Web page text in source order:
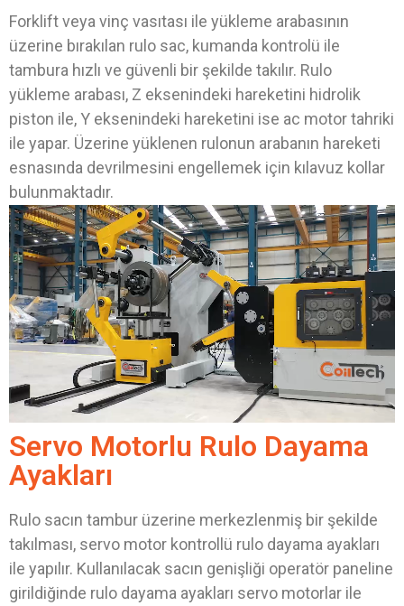
Forklift veya vinç vasıtası ile yükleme arabasının
üzerine bırakılan rulo sac, kumanda kontrolü ile
tambura hızlı ve güvenli bir şekilde takılır. Rulo
yükleme arabası, Z eksenindeki hareketini hidrolik
piston ile, Y eksenindeki hareketini ise ac motor tahriki
ile yapar. Üzerine yüklenen rulonun arabanın hareketi
esnasında devrilmesini engellemek için kılavuz kollar
bulunmaktadır.
Servo Motorlu Rulo Dayama
Ayakları
Rulo sacın tambur üzerine merkezlenmiş bir şekilde
takılması, servo motor kontrollü rulo dayama ayakları
ile yapılır. Kullanılacak sacın genişliği operatör paneline
girildiğinde rulo dayama ayakları servo motorlar ile